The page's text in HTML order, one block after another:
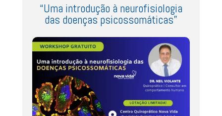
“Uma introdução à neurofisiologia
das doenças psicossomáticas”